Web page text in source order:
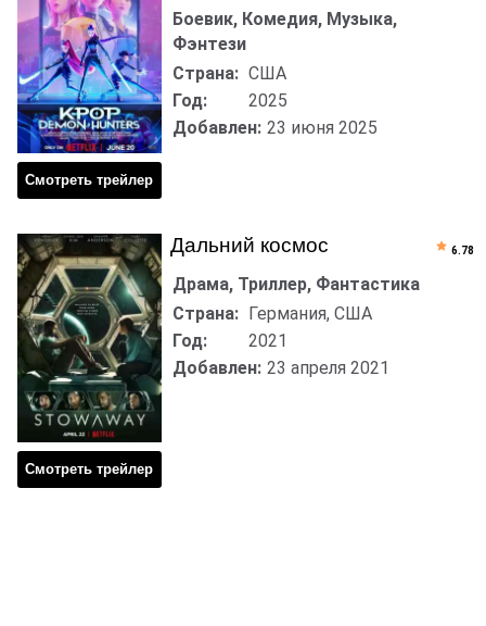
Смотреть трейлер
Боевик, Комедия, Музыка,
Фэнтези
Страна: США
Год:
2025
Добавлен: 23 июня 2025
Дальний космос
Смотреть трейлер
Драма, Триллер, Фантастика
Страна: Германия, США
Год:
2021
Добавлен: 23 апреля 2021
6.78